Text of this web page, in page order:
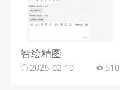
智绘精图
2026-02-10 510